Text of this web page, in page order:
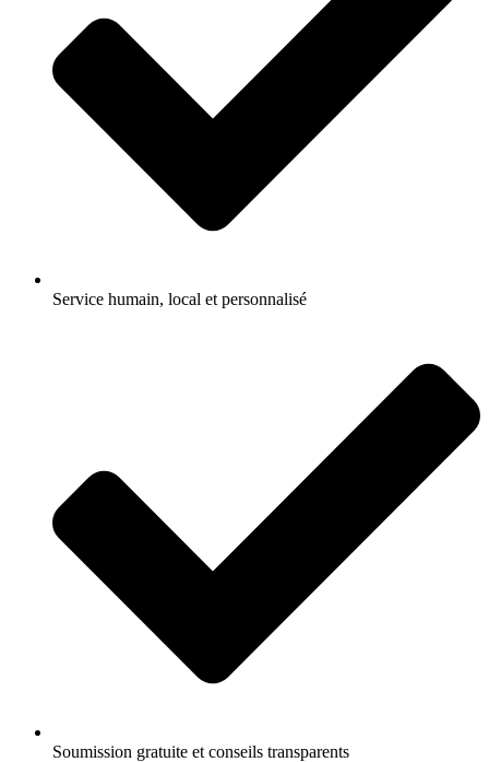
Service humain, local et personnalisé
Soumission gratuite et conseils transparents